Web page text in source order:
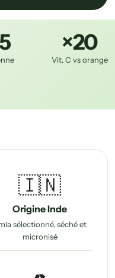
×20
Vit. C vs orange
🇮🇳
Origine Inde
sélectionné, séché et
micronisé